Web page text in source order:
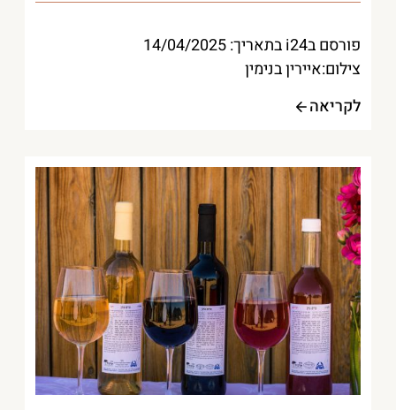
פורסם בi24 בתאריך: 14/04/2025
צילום:איירין בנימין
לקריאה